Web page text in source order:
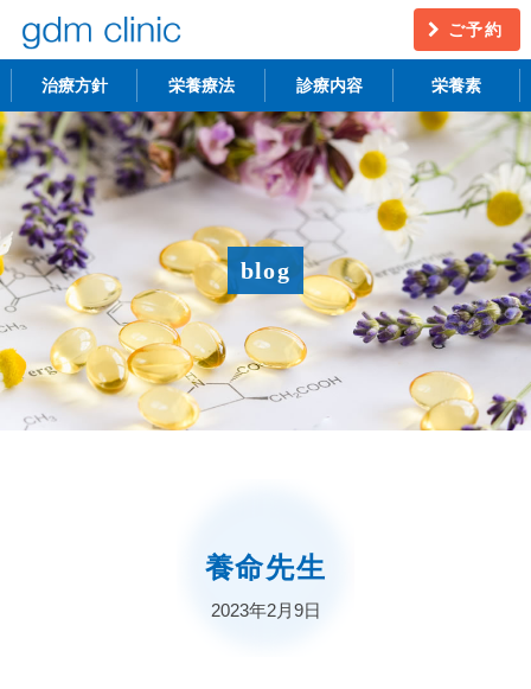
ご予約
治療方針 栄養療法 診療内容
不妊治療 うつ・慢性疲労
アンチエイジング 更年期障害
アトピー性皮膚炎 ニキビ・シミ
レーザー脱毛 月経
栄養素
blog
養命先生
2023年2月9日